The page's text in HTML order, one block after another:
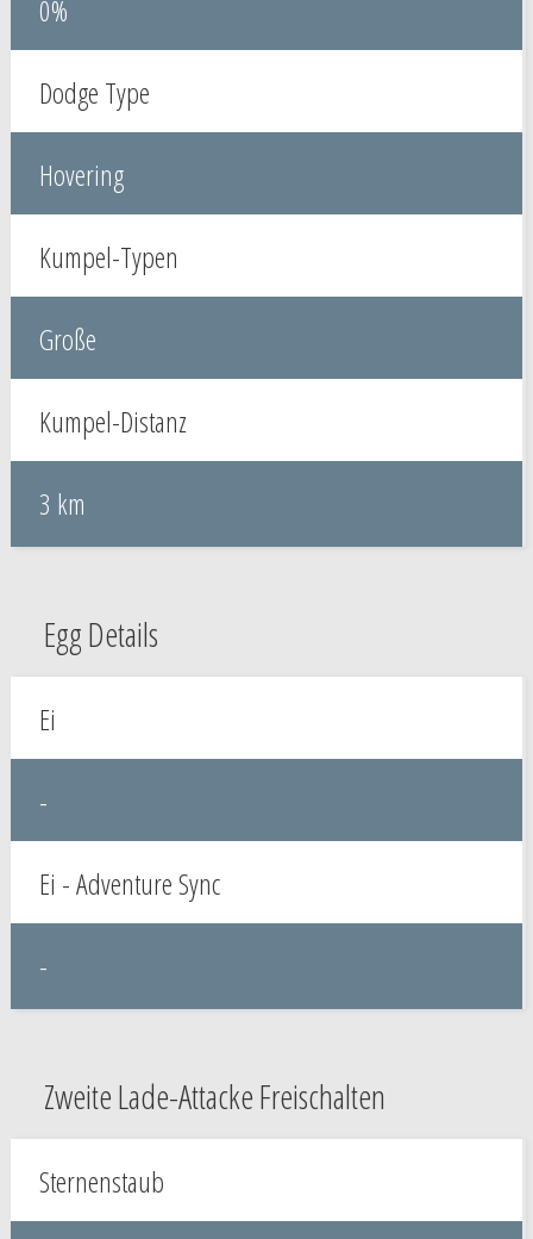
0%
Dodge Type
Hovering
Kumpel-Typen
Große
Kumpel-Distanz
3 km
Egg Details
Ei
-
Ei - Adventure Sync
-
Zweite Lade-Attacke Freischalten
Sternenstaub